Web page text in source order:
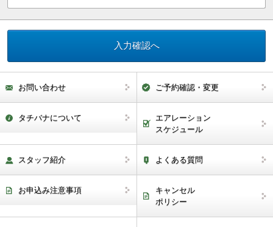
お問い合わせ ご予約確認・変更
タチバナについて
エアレーション
スケジュール
スタッフ紹介 よくある質問
お申込み注意事項
キャンセル
ポリシー